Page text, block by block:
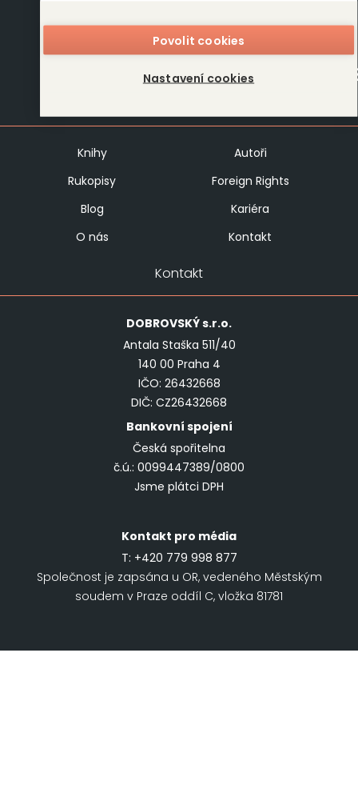
Povolit cookies
Nastavení cookies
Knihy
Autoři
Rukopisy
Foreign Rights
Blog
Kariéra
O nás
Kontakt
Kontakt
DOBROVSKÝs.r.o.
Antala Staška 511/40
140 00 Praha 4
IČO: 26432668
DIČ: CZ26432668
Bankovní spojení
Česká spořitelna
č.ú.: 0099447389/0800
Jsme plátci DPH
Kontakt pro média
T: +420 779 998 877
Společnost je zapsána u OR, vedeného Městským
soudem v Praze oddíl C, vložka 81781